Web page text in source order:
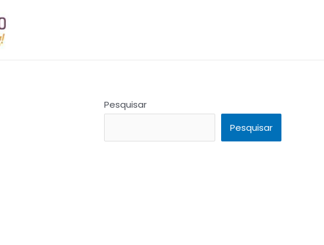
Pesquisar
Pesquisar